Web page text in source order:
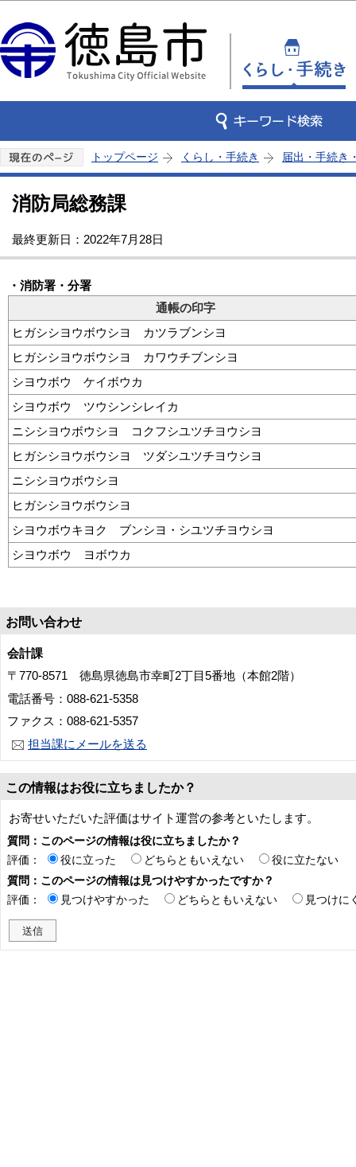
トップページ くらし・手続き 届出・手続き
消防局総務課
最終更新日：2022年7月28日
・消防署・分署
通帳の印字
ヒガシシヨウボウシヨ カツラブンシヨ
ヒガシシヨウボウシヨ カワウチブンシヨ
シヨウボウ ケイボウカ
シヨウボウ ツウシンシレイカ
ニシシヨウボウシヨ コクフシユツチヨウシヨ
ヒガシシヨウボウシヨ ツダシユツチヨウシヨ
ニシシヨウボウシヨ
ヒガシシヨウボウシヨ
シヨウボウキヨク ブンシヨ・シユツチヨウシヨ
シヨウボウ ヨボウカ
お問い合わせ
会計課
〒770-8571 徳島県徳島市幸町2丁目5番地（本館2階）
電話番号：088-621-5358
ファクス：088-621-5357
担当課にメールを送る
この情報はお役に立ちましたか？
お寄せいただいた評価はサイト運営の参考といたします。
質問：このページの情報は役に立ちましたか？
評価：
役に立った どちらともいえない
役に立たない
質問：このページの情報は見つけやすかったですか？
評価：
見つけやすかった どちらともいえない 見つけに